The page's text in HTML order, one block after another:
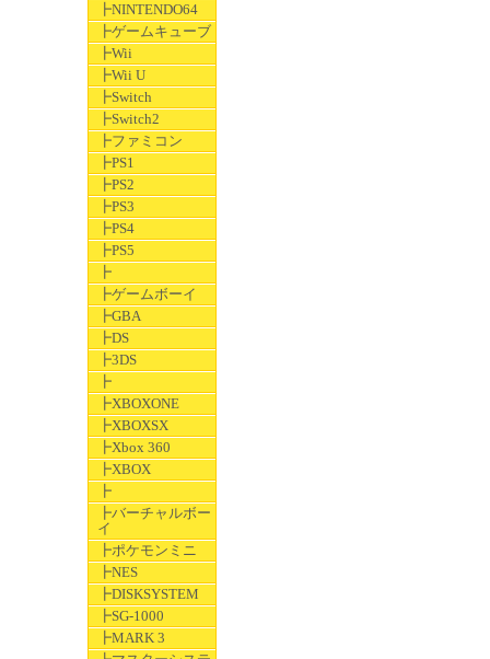
┣NINTENDO64
┣ゲームキューブ
┣Wii
┣Wii U
┣Switch
┣Switch2
┣ファミコン
┣PS1
┣PS2
┣PS3
┣PS4
┣PS5
┣
┣ゲームボーイ
┣GBA
┣DS
┣3DS
┣
┣XBOXONE
┣XBOXSX
┣Xbox 360
┣XBOX
┣
┣バーチャルボー
イ
┣ポケモンミニ
┣NES
┣DISKSYSTEM
┣SG-1000
┣MARK 3